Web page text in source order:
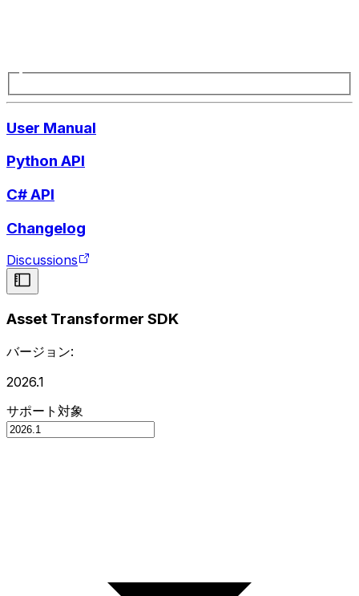
User Manual
Python API
C# API
Changelog
Discussions
Asset Transformer SDK
バージョン:
2026.1
サポート対象